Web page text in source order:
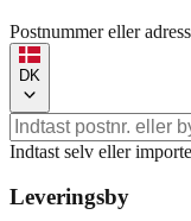
Postnummer eller
DK
Indtast selv eller
Leveringsby